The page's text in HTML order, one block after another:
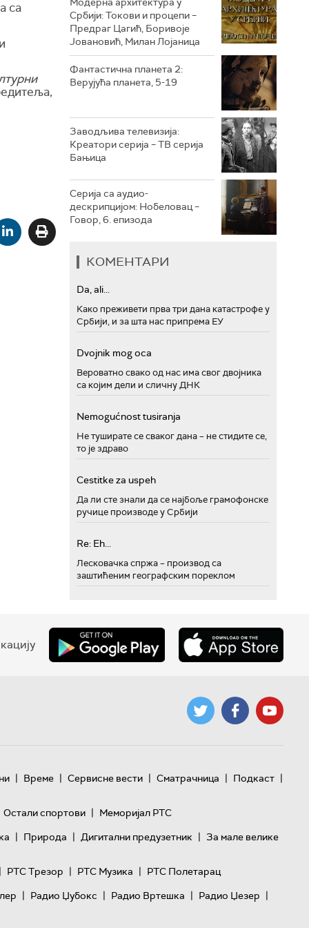
са
РТС ТРЕЗОР
РТС МУЗИКА
РТС ПОЛЕТАРАЦ
Србији: Токови и процепи –
Предраг Цагић, Боривоје
Јовановић, Милан Лојаница
Фантастична планета 2:
Верујућа планета, 5-19
Заводљива телевизија:
Креатори серија – ТВ серија
Бањица
Серија са аудио-
дескрипцијом: Нобеловац –
Говор, 6. епизода
КОМЕНТАРИ
Da, ali...
Како преживети прва три дана катастрофе у
Србији, и за шта нас припрема ЕУ
Dvojnik mog oca
Вероватно свако од нас има свог двојника
са којим дели и сличну ДНК
Nemogućnost tusiranja
Не туширате се сваког дана – не стидите се,
то је здраво
Cestitke za uspeh
Да ли сте знали да се најбоље грамофонске
ручице производе у Србији
Re: Eh...
Лесковачка спржа – производ са
заштићеним географским пореклом
| Време | Сервисне вести | Сматрачница | Подкаст |
Остали спортови | Меморијал РТС
| Природа | Дигитални предузетник | За мале велике
| РТС Трезор | РТС Музика | РТС Полетарац
| Радио Џубокс | Радио Вртешка | Радио Џезер |